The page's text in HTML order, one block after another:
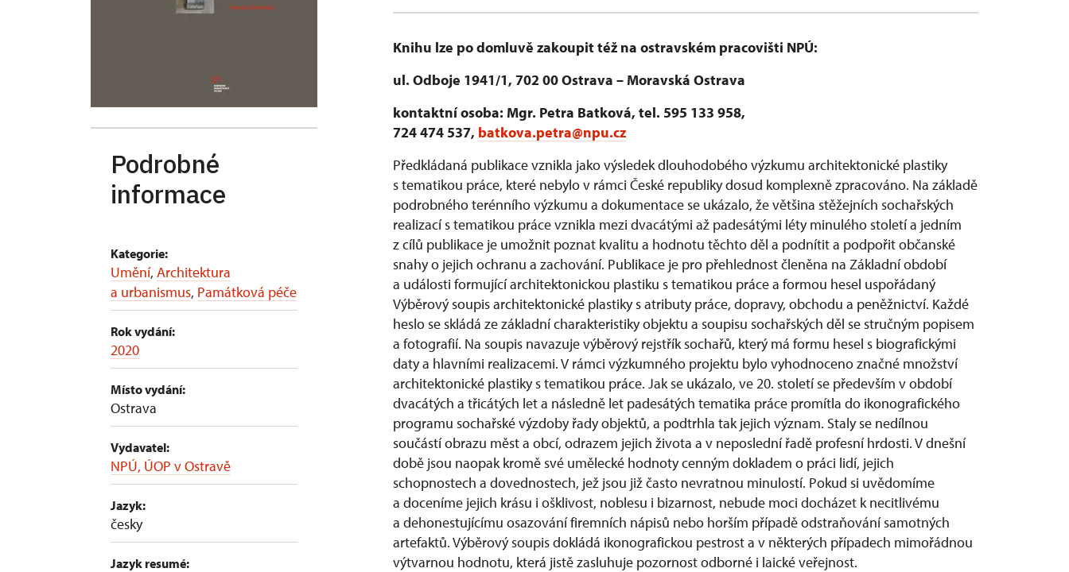
Podrobné
informace
Kategorie:
Umění, Architektura
a urbanismus, Památková péče
Rok vydání:
2020
Místo vydání:
Ostrava
Vydavatel:
NPÚ, ÚOP v Ostravě
Jazyk:
česky
Jazyk resumé:
Knihu lze po domluvě zakoupit též na ostravském pracovišti NPÚ:
ul. Odboje 1941/1, 702 00 Ostrava – Moravská Ostrava
kontaktní osoba: Mgr. Petra Batková, tel. 595 133 958,
724 474 537, batkova.petra@npu.cz
Předkládaná publikace vznikla jako výsledek dlouhodobého výzkumu architektonické plastiky
s tematikou práce, které nebylo v rámci České republiky dosud komplexně zpracováno. Na základě
podrobného terénního výzkumu a dokumentace se ukázalo, že většina stěžejních sochařských
realizací s tematikou práce vznikla mezi dvacátými až padesátými léty minulého století a jedním
z cílů publikace je umožnit poznat kvalitu a hodnotu těchto děl a podnítit a podpořit občanské
snahy o jejich ochranu a zachování. Publikace je pro přehlednost členěna na Základní období
a události formující architektonickou plastiku s tematikou práce a formou hesel uspořádaný
Výběrový soupis architektonické plastiky s atributy práce, dopravy, obchodu a peněžnictví. Každé
heslo se skládá ze základní charakteristiky objektu a soupisu sochařských děl se stručným popisem
a fotografií. Na soupis navazuje výběrový rejstřík sochařů, který má formu hesel s biografickými
daty a hlavními realizacemi. V rámci výzkumného projektu bylo vyhodnoceno značné množství
architektonické plastiky s tematikou práce. Jak se ukázalo, ve 20. století se především v období
dvacátých a třicátých let a následně let padesátých tematika práce promítla do ikonografického
programu sochařské výzdoby řady objektů, a podtrhla tak jejich význam. Staly se nedílnou
součástí obrazu měst a obcí, odrazem jejich života a v neposlední řadě profesní hrdosti. V dnešní
době jsou naopak kromě své umělecké hodnoty cenným dokladem o práci lidí, jejich
schopnostech a dovednostech, jež jsou již často nevratnou minulostí. Pokud si uvědomíme
a doceníme jejich krásu i ošklivost, noblesu i bizarnost, nebude moci docházet k necitlivému
a dehonestujícímu osazování firemních nápisů nebo horším případě odstraňování samotných
artefaktů. Výběrový soupis dokládá ikonografickou pestrost a v některých případech mimořádnou
výtvarnou hodnotu, která jistě zasluhuje pozornost odborné i laické veřejnost.